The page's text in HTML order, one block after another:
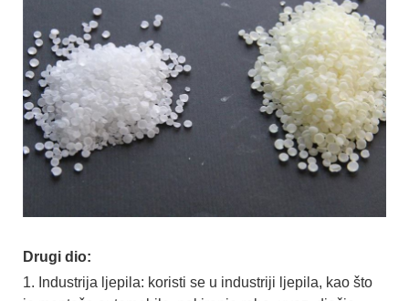
Drugi dio:
1. Industrija ljepila: koristi se u industriji ljepila, kao što